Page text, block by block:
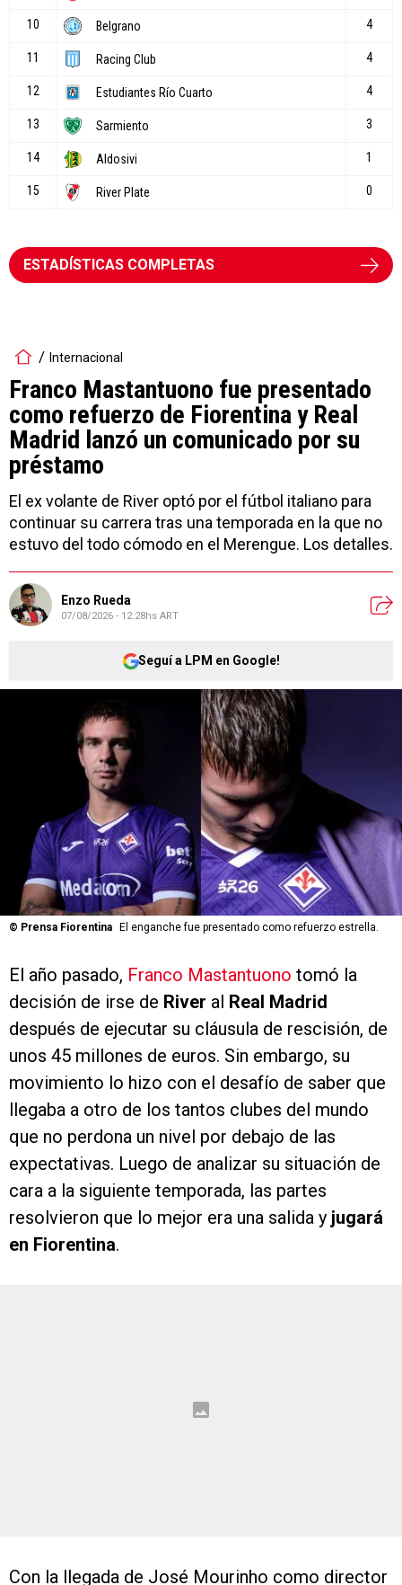
ESTADÍSTICAS COMPLETAS
Internacional
Franco Mastantuono fue presentado
como refuerzo de Fiorentina y Real
Madrid lanzó un comunicado por su
préstamo
El ex volante de River optó por el fútbol italiano para
continuar su carrera tras una temporada en la que no
estuvo del todo cómodo en el Merengue. Los detalles.
Enzo Rueda
07/08/2026 - 12:28hs ART
Seguí a LPM en Google!
© Prensa Fiorentina El enganche fue presentado como refuerzo estrella.
El año pasado, Franco Mastantuono tomó la
decisión de irse de River al Real Madrid
después de ejecutar su cláusula de rescisión, de
unos 45 millones de euros. Sin embargo, su
movimiento lo hizo con el desafío de saber que
llegaba a otro de los tantos clubes del mundo
que no perdona un nivel por debajo de las
expectativas. Luego de analizar su situación de
cara a la siguiente temporada, las partes
resolvieron que lo mejor era una salida y jugará
en Fiorentina.
Con la llegada de José Mourinho como director